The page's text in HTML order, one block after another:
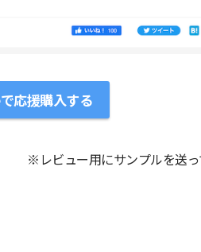
応援購入する
※レビュー用にサンプルを送っ